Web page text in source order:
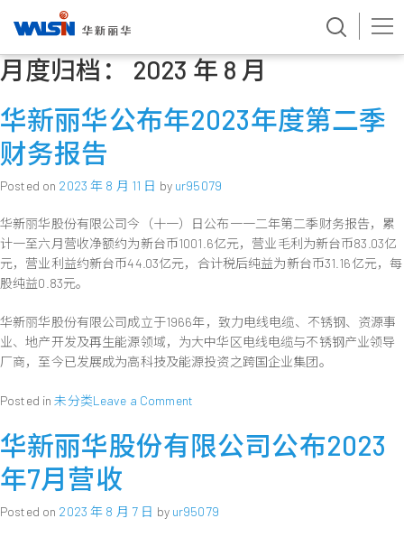
Skip
to月度归档： 2023 年 8 月
华新丽华公布年2023年度第二季
财务报告
Posted on 2023 年 8 月 11 日 by ur95079
华新丽华股份有限公司今（十一）日公布一一二年第二季财务报告，累
计一至六月营收净额约为新台币1001.6亿元，营业毛利为新台币83.03亿
元，营业利益约新台币44.03亿元，合计税后纯益为新台币31.16亿元，每
股纯益0.83元。
华新丽华股份有限公司成立于1966年，致力电线电缆、不锈钢、资源事
业、地产开发及再生能源领域，为大中华区电线电缆与不锈钢产业领导
厂商，至今已发展成为高科技及能源投资之跨国企业集团。
Posted in未分类Leave a Commenton
新
丽
布
华新丽华股份有限公司公布2023
年7月营收
Posted on 2023 年 8 月 7 日 by ur95079